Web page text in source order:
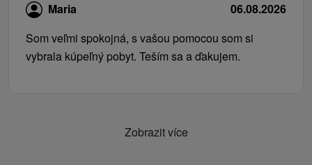
Maria
06.08.2026
Som veľmi spokojná, s vašou pomocou som si
vybrala kúpeľný pobyt. Teším sa a ďakujem.
Zobrazit více